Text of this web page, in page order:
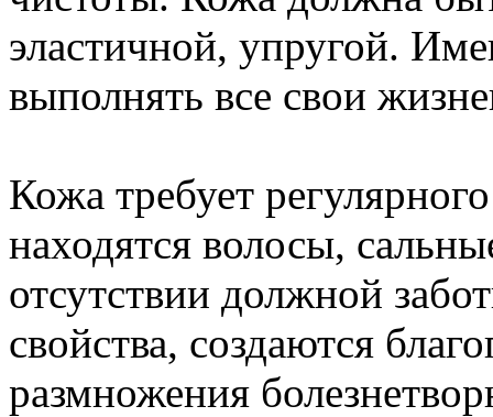
эластичной, упругой.
выполнять все свои
Кожа требует
находятся волосы,
отсутствии должной
свойства, создаются
размножения